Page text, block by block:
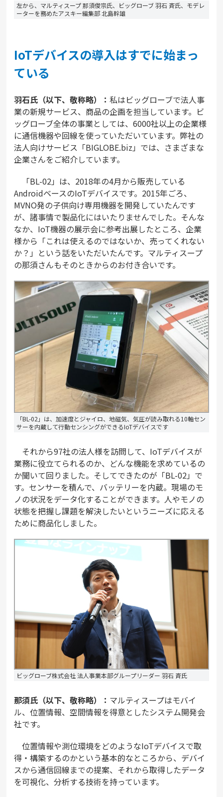
左から、マルティスープ 那須俊宗氏、ビッグローブ 羽石 斉氏、モデレ
ーターを務めたアスキー編集部 北島幹雄
IoTデバイスの導入はすでに始まっ
ている
羽石氏（以下、敬称略）：私はビッグローブで法人事
業の新規サービス、商品の企画を担当しています。ビ
ッグローブ全体の事業としては、6000社以上の企業様
に通信機器や回線を使っていただいています。弊社の
法人向けサービス「BIGLOBE.biz」では、さまざまな
企業さんをご紹介しています。
「BL-02」は、2018年の4月から販売している
AndroidベースのIoTデバイスです。2015年ごろ、
MVNO発の子供向け専用機器を開発していたんです
が、諸事情で製品化にはいたりませんでした。そんな
なか、IoT機器の展示会に参考出展したところ、企業
様から「これは使えるのではないか、売ってくれない
か？」という話をいただいたんです。マルティスープ
の那須さんもそのときからのお付き合いです。
「BL-02」は、加速度とジャイロ、地磁気、気圧が読み取れる10軸セン
サーを内蔵して行動センシングができるIoTデバイスです
それから97社の法人様を訪問して、IoTデバイスが
業務に役立てられるのか、どんな機能を求めているの
か聞いて回りました。そしてできたのが「BL-02」で
す。センサーを積んで、バッテリーを内蔵。現場のモ
ノの状況をデータ化することができます。人やモノの
状態を把握し課題を解決したいというニーズに応える
ために商品化しました。
ビッグローブ株式会社 法人事業本部グループリーダー 羽石 斉氏
那須氏（以下、敬称略）： マルティスープはモバイ
ル、位置情報、空間情報を得意としたシステム開発会
社です。
位置情報や測位環境をどのようなIoTデバイスで取
得・構築するのかという基本的なところから、デバイ
スから通信回線までの提案、それから取得したデータ
を可視化、分析する技術を持っています。